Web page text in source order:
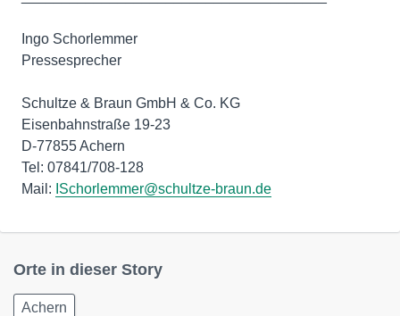
Ingo Schorlemmer
Pressesprecher
Schultze & Braun GmbH & Co. KG
Eisenbahnstraße 19-23
D-77855 Achern
Tel: 07841/708-128
Mail: ISchorlemmer@schultze-braun.de
Orte in dieser Story
Achern